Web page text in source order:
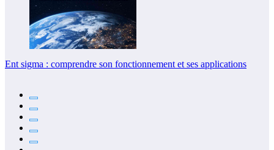
Ent sigma : comprendre son fonctionnement et ses applications